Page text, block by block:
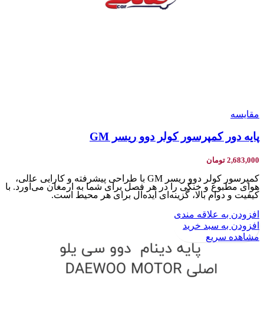
مقایسه
پایه دور کمپرسور کولر دوو ریسر GM
2,683,000 تومان
کمپرسور کولر دوو ریسر GM با طراحی پیشرفته و کارایی عالی،
هوای مطبوع و خنکی را در هر فصل برای شما به ارمغان می‌آورد. با
کیفیت و دوام بالا، گزینه‌ای ایده‌آل برای هر محیط است.
افزودن به علاقه مندی
افزودن به سبد خرید
مشاهده سریع